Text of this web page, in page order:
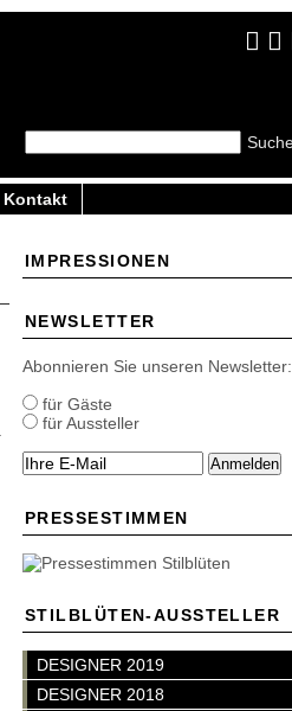
Kontakt
IMPRESSIONEN
NEWSLETTER
Abonnieren Sie unseren Newsletter:
für Gäste
für Aussteller
Anmelden
PRESSESTIMMEN
STILBLÜTEN-AUSSTELLER
DESIGNER 2019
DESIGNER 2018